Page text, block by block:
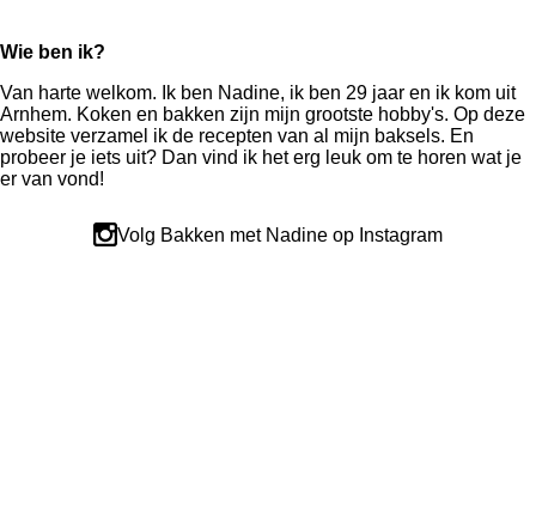
Wie ben ik?
Van harte welkom. Ik ben Nadine, ik ben 29 jaar en ik kom uit
Arnhem. Koken en bakken zijn mijn grootste hobby's. Op deze
website verzamel ik de recepten van al mijn baksels. En
probeer je iets uit? Dan vind ik het erg leuk om te horen wat je
er van vond!
Volg Bakken met Nadine op Instagram